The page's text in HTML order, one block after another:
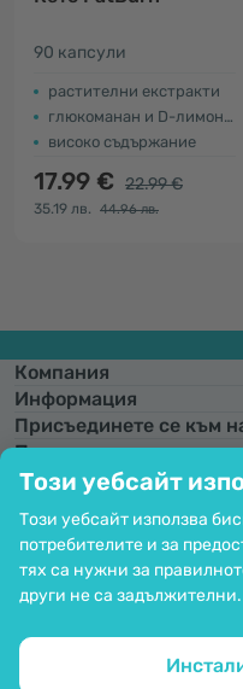
Този уебсайт
Този уебсайт използва
потребителите и за
тях са нужни за
други не са задължителни.
90 капсули
растителни екстракти
глюкоманан и D-лимонен
високо съдържание
17.99 € 22.99 €
35.19 лв. 44.96 лв.
Компания
Информация
Присъединете се към
Помощ и поръчки
Фиксиран курс на
плащане с карта. Гарантирана
Copyright © 2012 - 2026   |
Настройки на бисквитките